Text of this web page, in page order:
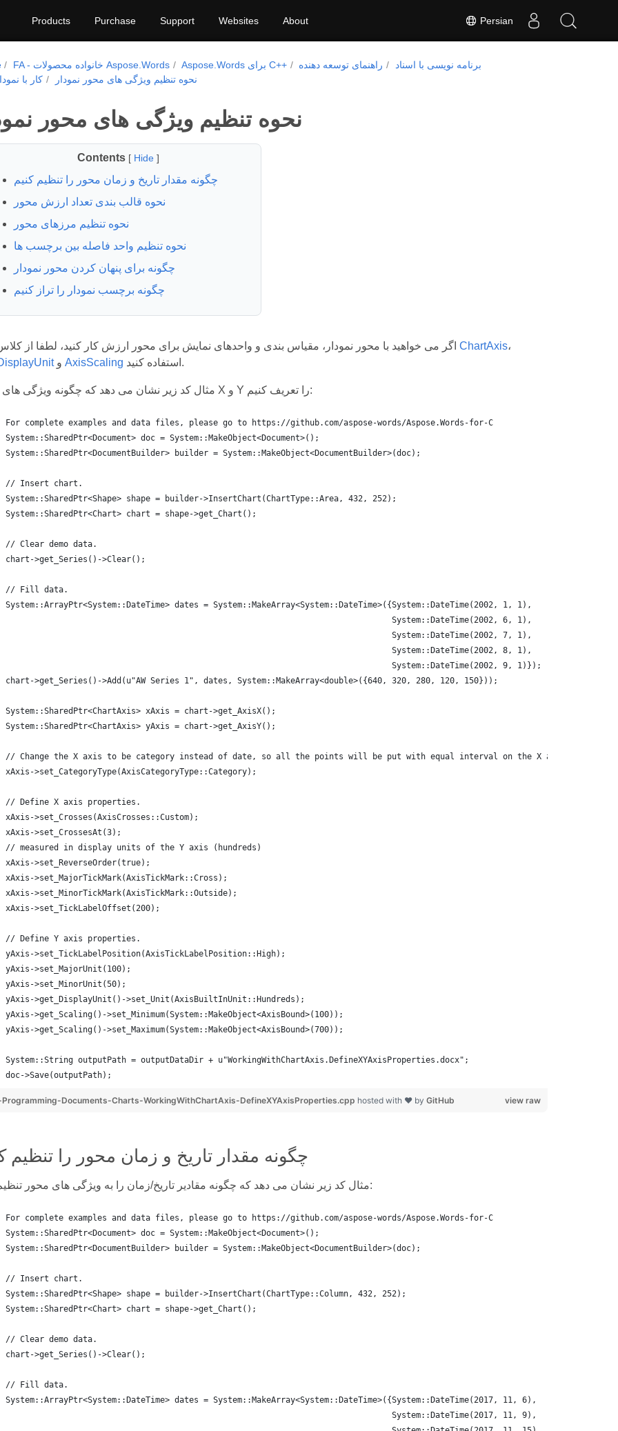
Persian
Products Purchase Support Websites About
FA - خانواده محصولات Aspose.Words Aspose.Words برای C++ راهنمای توسعه دهنده
برنامه نویسی با اسناد
کار با
نحوه تنظیم ویژگی های محور نمودار
نحوه تنظیم ویژگی های محور
Contents[ Hide ]
چگونه مقدار تاریخ و زمان محور را تنظیم کنیم
نحوه قالب بندی تعداد ارزش محور
نحوه تنظیم مرزهای محور
نحوه تنظیم واحد فاصله بین برچسب ها
چگونه برای پنهان کردن محور نمودار
چگونه برچسب نمودار را تراز کنیم
ChartAxis،
AxisScaling استفاده کنید.
مثال کد زیر نشان می دهد که چگونه ویژگی های محور X و Y را تعریف کنیم:
For complete examples and data files, please go to https://github.com/aspose-words/Aspose.Words-for-C
System::SharedPtr<Document> doc = System::MakeObject<Document>();
System::SharedPtr<DocumentBuilder> builder = System::MakeObject<DocumentBuilder>(doc);
// Insert chart.
System::SharedPtr<Shape> shape = builder->InsertChart(ChartType::Area, 432, 252);
System::SharedPtr<Chart> chart = shape->get_Chart();
// Clear demo data.
chart->get_Series()->Clear();
// Fill data.
System::ArrayPtr<System::DateTime> dates = System::MakeArray<System::DateTime>({System::DateTime(2002, 1, 1),
                                                                                System::DateTime(2002, 6, 1),
                                                                                System::DateTime(2002, 7, 1),
                                                                                System::DateTime(2002, 8, 1),
                                                                                System::DateTime(2002, 9, 1)});
chart->get_Series()->Add(u"AW Series 1", dates, System::MakeArray<double>({640, 320, 280, 120, 150}));
System::SharedPtr<ChartAxis> xAxis = chart->get_AxisX();
System::SharedPtr<ChartAxis> yAxis = chart->get_AxisY();
// Change the X axis to be category instead of date, so all the points will be put with equal interval on the X axis.
xAxis->set_CategoryType(AxisCategoryType::Category);
// Define X axis properties.
xAxis->set_Crosses(AxisCrosses::Custom);
xAxis->set_CrossesAt(3);
// measured in display units of the Y axis (hundreds)
xAxis->set_ReverseOrder(true);
xAxis->set_MajorTickMark(AxisTickMark::Cross);
xAxis->set_MinorTickMark(AxisTickMark::Outside);
xAxis->set_TickLabelOffset(200);
// Define Y axis properties.
yAxis->set_TickLabelPosition(AxisTickLabelPosition::High);
yAxis->set_MajorUnit(100);
yAxis->set_MinorUnit(50);
yAxis->get_DisplayUnit()->set_Unit(AxisBuiltInUnit::Hundreds);
yAxis->get_Scaling()->set_Minimum(System::MakeObject<AxisBound>(100));
yAxis->get_Scaling()->set_Maximum(System::MakeObject<AxisBound>(700));
System::String outputPath = outputDataDir + u"WorkingWithChartAxis.DefineXYAxisProperties.docx";
doc->Save(outputPath);
view raw
Documents-Charts-WorkingWithChartAxis-DefineXYAxisProperties.cpp hosted with ❤ by GitHub
مثال کد زیر نشان می دهد که چگونه مقادیر تاریخ/زمان را به ویژگی های محور تنظیم کنید:
For complete examples and data files, please go to https://github.com/aspose-words/Aspose.Words-for-C
System::SharedPtr<Document> doc = System::MakeObject<Document>();
System::SharedPtr<DocumentBuilder> builder = System::MakeObject<DocumentBuilder>(doc);
// Insert chart.
System::SharedPtr<Shape> shape = builder->InsertChart(ChartType::Column, 432, 252);
System::SharedPtr<Chart> chart = shape->get_Chart();
// Clear demo data.
chart->get_Series()->Clear();
// Fill data.
System::ArrayPtr<System::DateTime> dates = System::MakeArray<System::DateTime>({System::DateTime(2017, 11, 6),
                                                                                System::DateTime(2017, 11, 9),